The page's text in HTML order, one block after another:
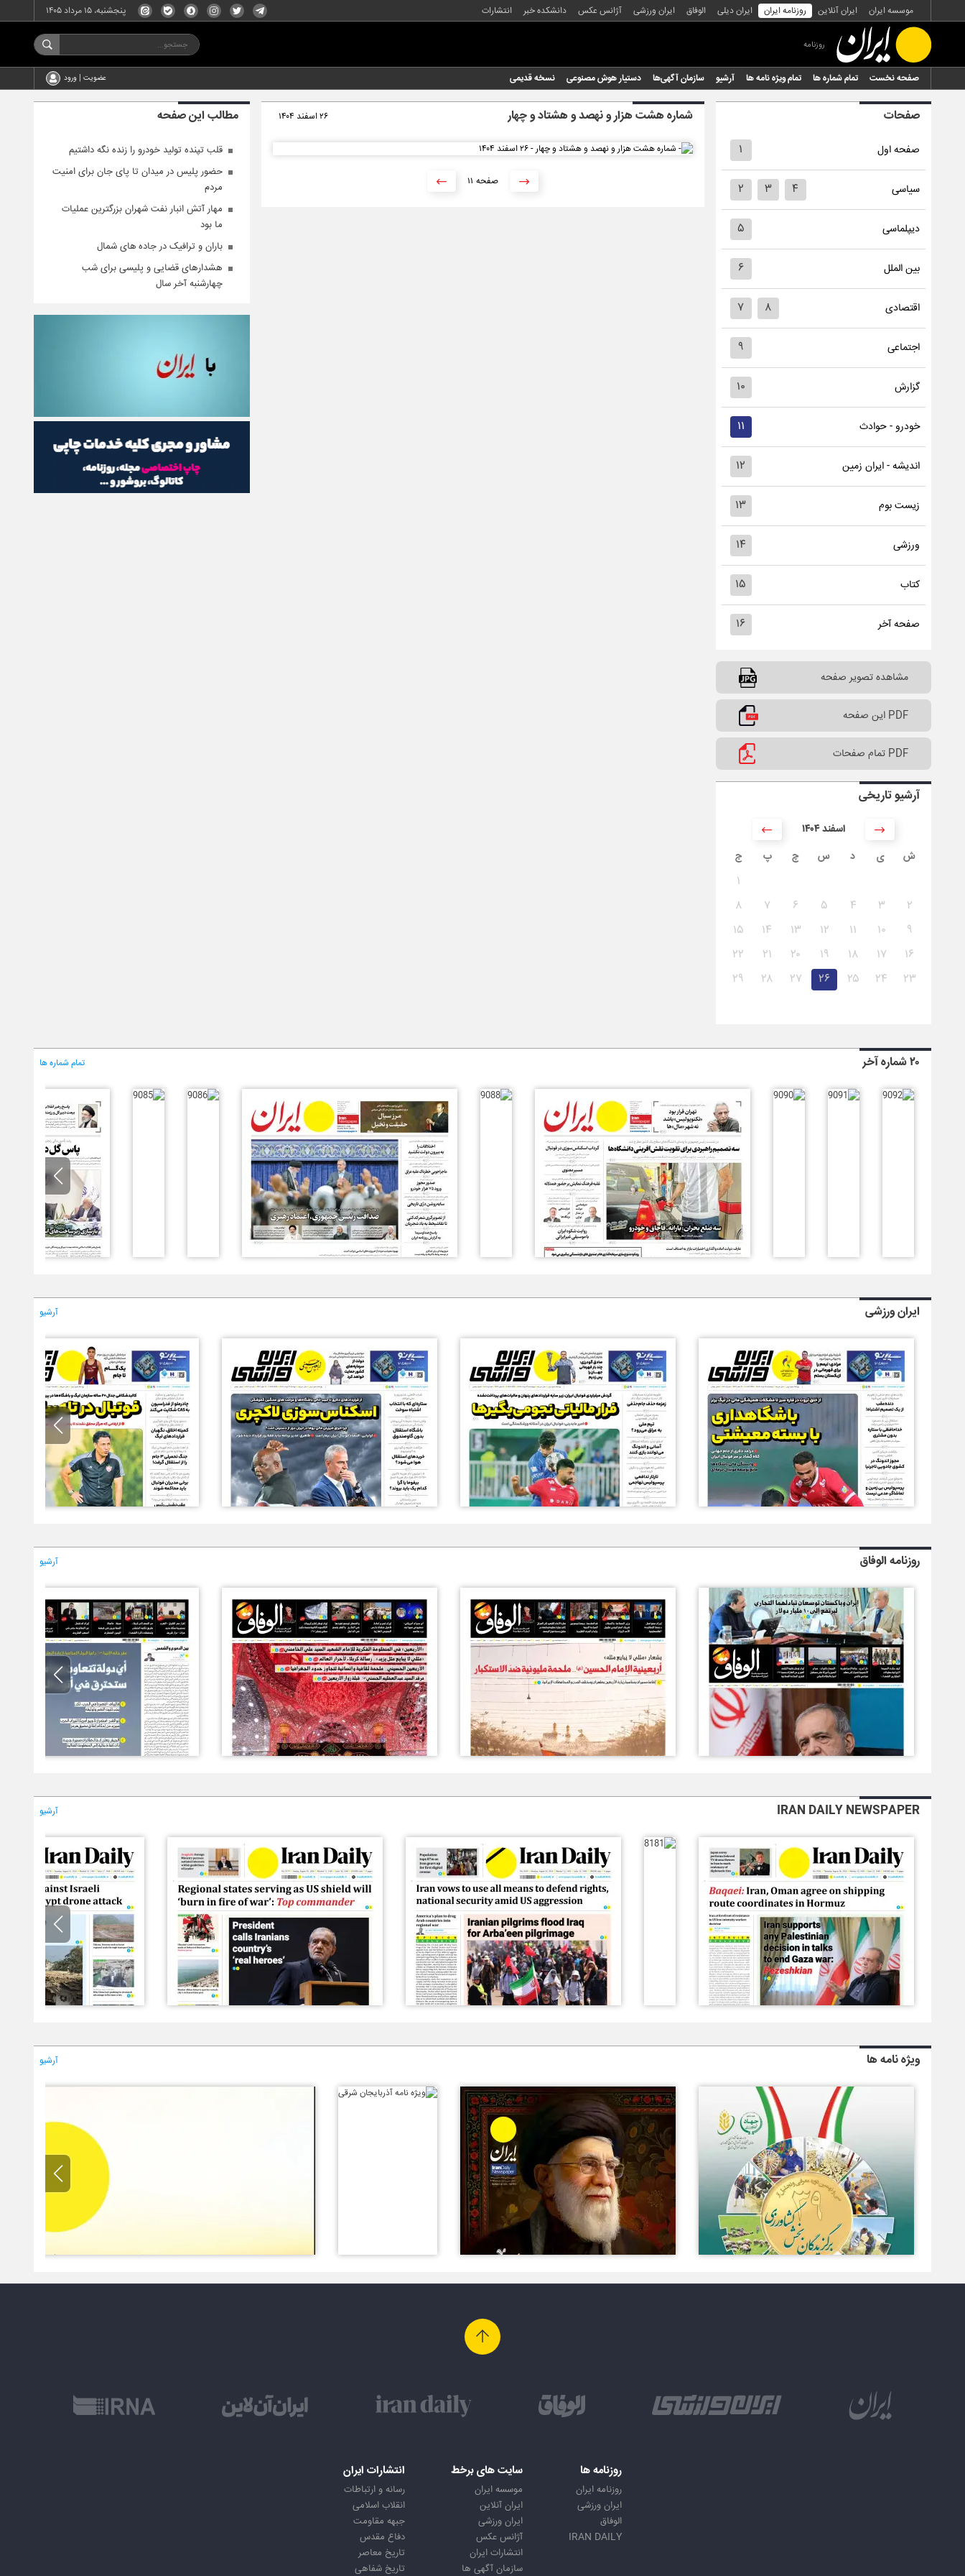
موسسه ایران ایران آنلاین روزنامه ایران ایران دیلی الوفاق ایران ورزشی آژانس عکس دانشکده خبر انتشارات پنجشنبه، ۱۵ مرداد ۱۴۰۵
روزنامه
صفحه نخست تمام شماره ها تمام ویژه نامه ها آرشیو سازمان آگهی‌ها دستیار هوش مصنوعی نسخه قدیمی عضویت | ورود
صفحات
صفحه اول ۱
سیاسی ۲ ۳ ۴
دیپلماسی ۵
بین الملل ۶
اقتصادی ۷ ۸
اجتماعی ۹
گزارش ۱۰
خودرو - حوادث ۱۱
اندیشه - ایران زمین ۱۲
زیست بوم ۱۳
ورزشی ۱۴
کتاب ۱۵
صفحه آخر ۱۶
مشاهده تصویر صفحه
PDF این صفحه
PDF تمام صفحات
آرشیو تاریخی
۱۴۰۴ اسفند
ش
ی د س چ پ ج
۱
۲
۳ ۴ ۵ ۶ ۷
۸
۹
۱۰ ۱۱ ۱۲ ۱۳ ۱۴
۱۵
۱۶
۱۷ ۱۸ ۱۹ ۲۰ ۲۱
۲۲
۲۳
۲۴ ۲۵ ۲۶ ۲۷ ۲۸ ۲۹
شماره هشت هزار و نهصد و هشتاد و چهار ۲۶ اسفند ۱۴۰۴
۱۱
مطالب این صفحه
قلب تپنده تولید خودرو را زنده نگه داشتیم
حضور پلیس در میدان تا پای جان برای امنیت
مردم
مهار آتش انبار نفت شهران بزرگترین عملیات
ما بود
باران و ترافیک در جاده های شمال
هشدارهای قضایی و پلیسی برای شب
چهارشنبه آخر سال
۲۰ شماره آخر تمام شماره ها
ایران ورزشی آرشیو
روزنامه الوفاق آرشیو
IRAN DAILY NEWSPAPER آرشیو
ویژه نامه ها آرشیو
روزنامه ها
روزنامه ایران
ایران ورزشی
الوفاق
IRAN DAILY
سایت های برخط
موسسه ایران
ایران آنلاین
ایران ورزشی
آژانس عکس
انتشارات ایران
سازمان آگهی ها
انتشارات ایران
رسانه و ارتباطات
انقلاب اسلامی
جبهه مقاومت
دفاع مقدس
تاریخ معاصر
تاریخ شفاهی